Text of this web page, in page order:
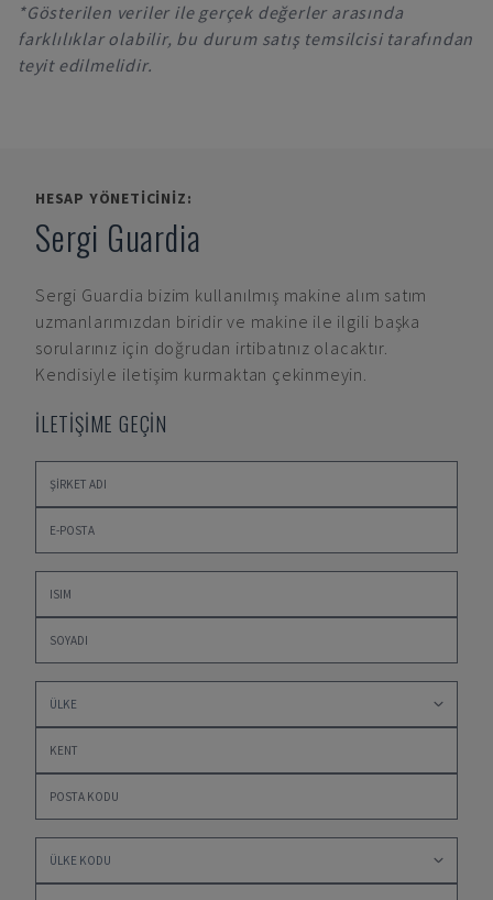
*Gösterilen veriler ile gerçek değerler arasında
farklılıklar olabilir, bu durum satış temsilcisi tarafından
teyit edilmelidir.
HESAP YÖNETICINIZ:
Sergi Guardia
Sergi Guardia bizim kullanılmış makine alım satım
uzmanlarımızdan biridir ve makine ile ilgili başka
sorularınız için doğrudan irtibatınız olacaktır.
Kendisiyle iletişim kurmaktan çekinmeyin.
İLETİŞİME GEÇİN